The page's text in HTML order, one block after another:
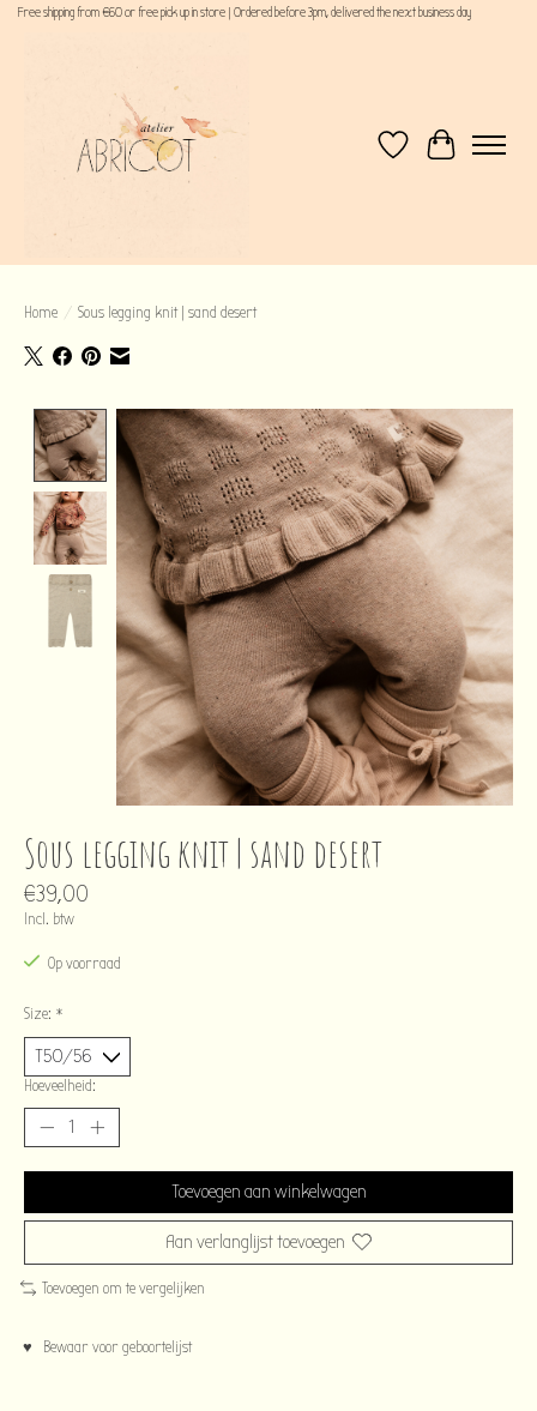
Free shipping from €60 or free pick up in store | Ordered before 3pm, delivered the next business day
VerlanglijstWinkelwagen
Home / Sous legging knit | sand desert
Product image slideshow Items
Sous legging knit | sand desert
€39,00
Incl. btw
Op voorraad
Size: *
Hoeveelheid:
Toevoegen aan winkelwagen
Aan verlanglijst toevoegen
Toevoegen om te vergelijken
♥ Bewaar voor geboortelijst